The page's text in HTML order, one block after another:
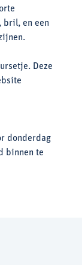
bril, en een
Deze
donderdag
binnen te